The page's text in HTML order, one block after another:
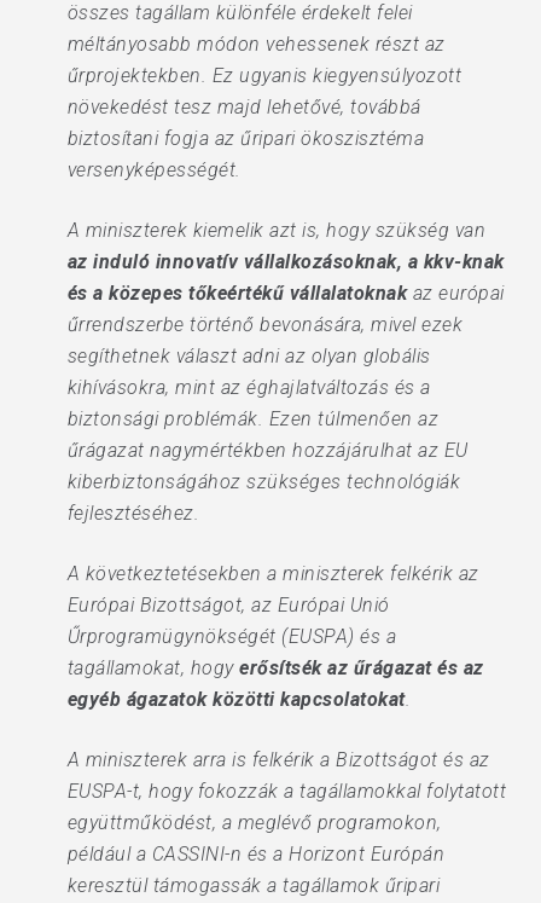
összes tagállam különféle érdekelt felei
méltányosabb módon vehessenek részt az
űrprojektekben. Ez ugyanis kiegyensúlyozott
növekedést tesz majd lehetővé, továbbá
biztosítani fogja az űripari ökoszisztéma
versenyképességét.
A miniszterek kiemelik azt is, hogy szükség van
az induló innovatív vállalkozásoknak, a kkv-knak
és a közepes tőkeértékű vállalatoknakaz európai
űrrendszerbe történő bevonására, mivel ezek
segíthetnek választ adni az olyan globális
kihívásokra, mint az éghajlatváltozás és a
biztonsági problémák. Ezen túlmenően az
űrágazat nagymértékben hozzájárulhat az EU
kiberbiztonságához szükséges technológiák
fejlesztéséhez.
A következtetésekben a miniszterek felkérik az
Európai Bizottságot, az Európai Unió
Űrprogramügynökségét (EUSPA) és a
tagállamokat, hogyerősítsék az űrágazat és az
egyéb ágazatok közötti kapcsolatokat.
A miniszterek arra is felkérik a Bizottságot és az
EUSPA-t, hogy fokozzák a tagállamokkal folytatott
együttműködést, a meglévő programokon,
például a CASSINI-n és a Horizont Európán
keresztül támogassák a tagállamok űripari